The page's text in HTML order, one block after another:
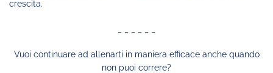
crescita.
Vuoi continuare ad allenarti in maniera efficace anche quando
non puoi correre?